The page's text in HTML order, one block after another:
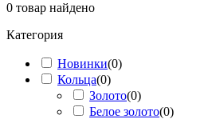
0 товар найдено
Категория
Новинки(0)
Кольца(0)
Золото(0)
Белое золото(0)